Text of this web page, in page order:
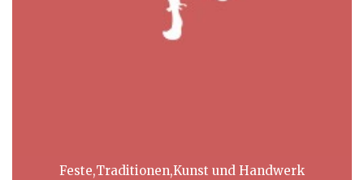
Feste,Traditionen,Kunst und Handwerk